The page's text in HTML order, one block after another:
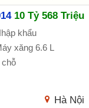
10 Tỷ 568 Triệu
khẩu
xăng 6.6 L
chỗ
Hà Nội